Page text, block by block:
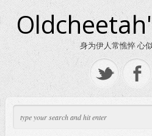
身为伊人常憔悴 心